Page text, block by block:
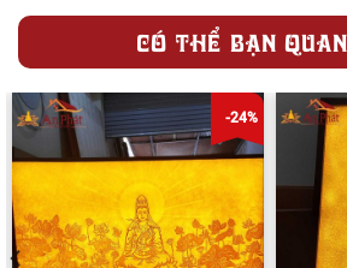
CÓ THỂ BẠN
-24%